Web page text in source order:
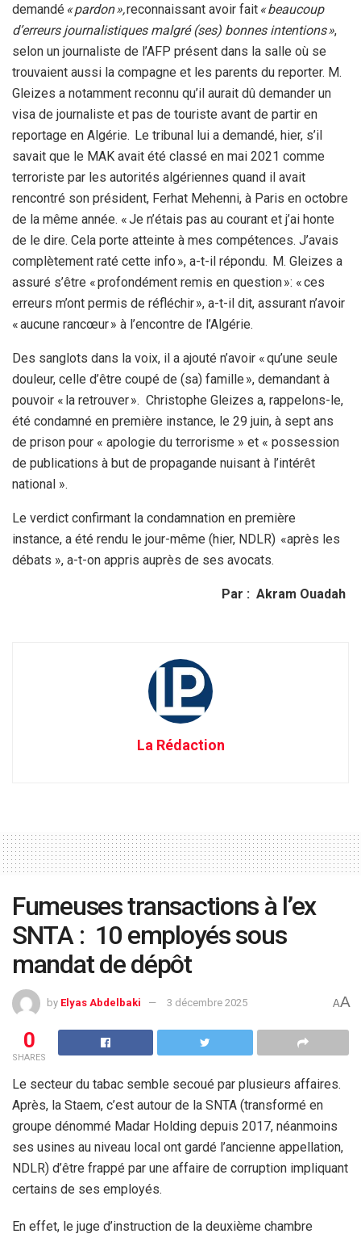
demandé « pardon »,reconnaissant avoir fait « beaucoup
d’erreurs journalistiques malgré (ses) bonnes intentions »,
selon un journaliste de l’AFP présent dans la salle où se
trouvaient aussi la compagne et les parents du reporter. M.
Gleizes a notamment reconnu qu’il aurait dû demander un
visa de journaliste et pas de touriste avant de partir en
reportage en Algérie. Le tribunal lui a demandé, hier, s’il
savait que le MAK avait été classé en mai 2021 comme
terroriste par les autorités algériennes quand il avait
rencontré son président, Ferhat Mehenni, à Paris en octobre
de la même année. « Je n’étais pas au courant et j’ai honte
de le dire. Cela porte atteinte à mes compétences. J’avais
complètement raté cette info », a-t-il répondu. M. Gleizes a
assuré s’être « profondément remis en question »: « ces
erreurs m’ont permis de réfléchir », a-t-il dit, assurant n’avoir
« aucune rancœur » à l’encontre de l’Algérie.
Des sanglots dans la voix, il a ajouté n’avoir « qu’une seule
douleur, celle d’être coupé de (sa) famille », demandant à
pouvoir « la retrouver ». Christophe Gleizes a, rappelons-le,
été condamné en première instance, le 29 juin, à sept ans
de prison pour « apologie du terrorisme » et « possession
de publications à but de propagande nuisant à l’intérêt
national ».
Le verdict confirmant la condamnation en première
instance, a été rendu le jour-même (hier, NDLR) «après les
débats », a-t-on appris auprès de ses avocats.
Par : Akram Ouadah
La Rédaction
Fumeuses transactions à l’ex
SNTA : 10 employés sous
mandat de dépôt
by Elyas Abdelbaki 3 décembre 2025 AA
0
SHARES
Le secteur du tabac semble secoué par plusieurs affaires.
Après, la Staem, c’est autour de la SNTA (transformé en
groupe dénommé Madar Holding depuis 2017, néanmoins
ses usines au niveau local ont gardé l’ancienne appellation,
NDLR) d’être frappé par une affaire de corruption impliquant
certains de ses employés.
En effet, le juge d’instruction de la deuxième chambre